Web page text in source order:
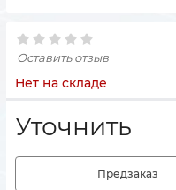
Оставить отзыв
Нет на складе
Уточнить
Предзаказ